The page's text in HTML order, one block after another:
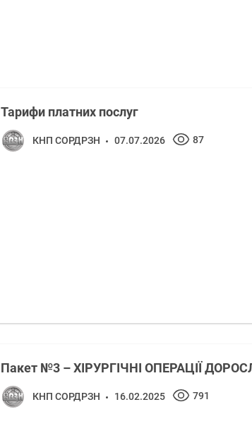
Тарифи платних послуг
КНП СОРДРЗН 07.07.2026 87
Пакет №3 – ХІРУРГІЧНІ ОПЕРАЦІЇ
КНП СОРДРЗН 16.02.2025 791